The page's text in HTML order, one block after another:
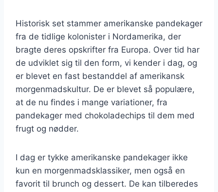
Historisk set stammer amerikanske pandekager
fra de tidlige kolonister i Nordamerika, der
bragte deres opskrifter fra Europa. Over tid har
de udviklet sig til den form, vi kender i dag, og
er blevet en fast bestanddel af amerikansk
morgenmadskultur. De er blevet så populære,
at de nu findes i mange variationer, fra
pandekager med chokoladechips til dem med
frugt og nødder.
I dag er tykke amerikanske pandekager ikke
kun en morgenmadsklassiker, men også en
favorit til brunch og dessert. De kan tilberedes